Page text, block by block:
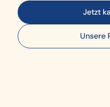
Jetzt
Unsere